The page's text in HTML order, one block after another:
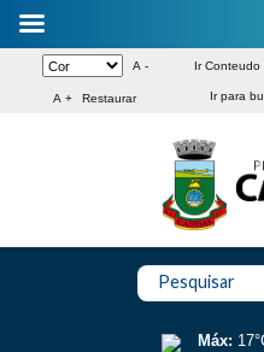
A -
A + Restaurar
Ir Conteudo
Ir para
Pesquisar
Máx: